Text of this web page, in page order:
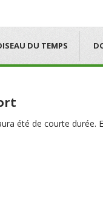
DU TEMPS
été de courte